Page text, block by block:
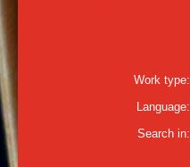
Work type:
Language:
Search in: